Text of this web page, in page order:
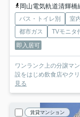
岡山電気軌道清輝
バス・トイレ別 室
都市ガス
TVモニタ
即入居可
ワンランク上の分譲マ
設をはじめ飲食店やク
見る
賃貸マンション